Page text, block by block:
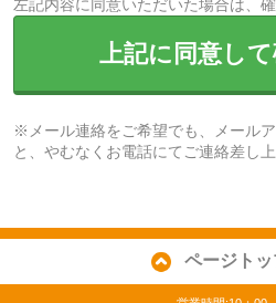
左記内容に同意いただいた場合は、
上記に同意し
※メール連絡をご希望でも、メール
と、やむなくお電話にてご連絡差し
ページト